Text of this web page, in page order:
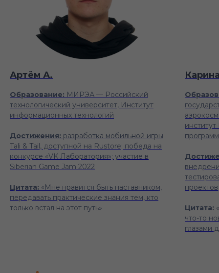
Артём А.
Образование: МИРЭА — Российский
технологический университет, Институт
информационных технологий
Достижения: разработка мобильной игры
Tali & Tail, доступной на Rustore; победа на
конкурсе «VK Лаборатория»; участие в
Siberian Game Jam 2022
Цитата: «Мне нравится быть наставником,
передавать практические знания тем, кто
только встал на этот путь»
проектов
Цитата:
что-то
глазами